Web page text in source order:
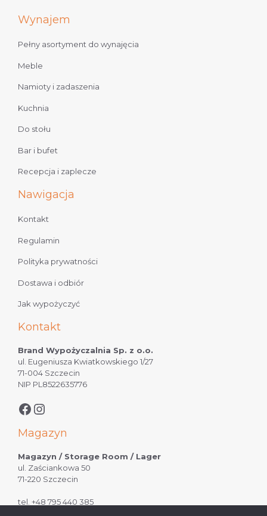
Wynajem
Pełny asortyment do wynajęcia
Meble
Namioty i zadaszenia
Kuchnia
Do stołu
Bar i bufet
Recepcja i zaplecze
Nawigacja
Kontakt
Regulamin
Polityka prywatności
Dostawa i odbiór
Jak wypożyczyć
Kontakt
Brand Wypożyczalnia Sp. z o.o.
ul. Eugeniusza Kwiatkowskiego 1/27
71-004 Szczecin
NIP PL8522635776
Magazyn
Magazyn / Storage Room / Lager
ul. Zaściankowa 50
71-220 Szczecin
tel. +48 795 440 385